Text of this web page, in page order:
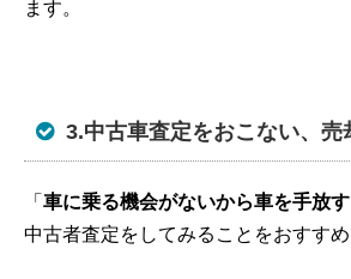
ます。
3.中古車査定をおこない、売
「 車に乗る機会がないから車を手放す
中古者査定をしてみることをおすすめ